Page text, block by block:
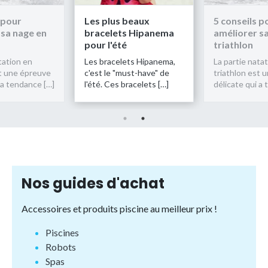
nage en
en
épreuve
tendance […]
Les plus beaux
bracelets Hipanema
pour l'été
Les bracelets Hipanema,
c'est le "must-have" de
l'été. Ces bracelets […]
5 conseils
améliorer
triathlon
La partie
triathlon est
délicate qui a
Nos guides d'achat
Accessoires et produits piscine au meilleur prix !
Piscines
Robots
Spas